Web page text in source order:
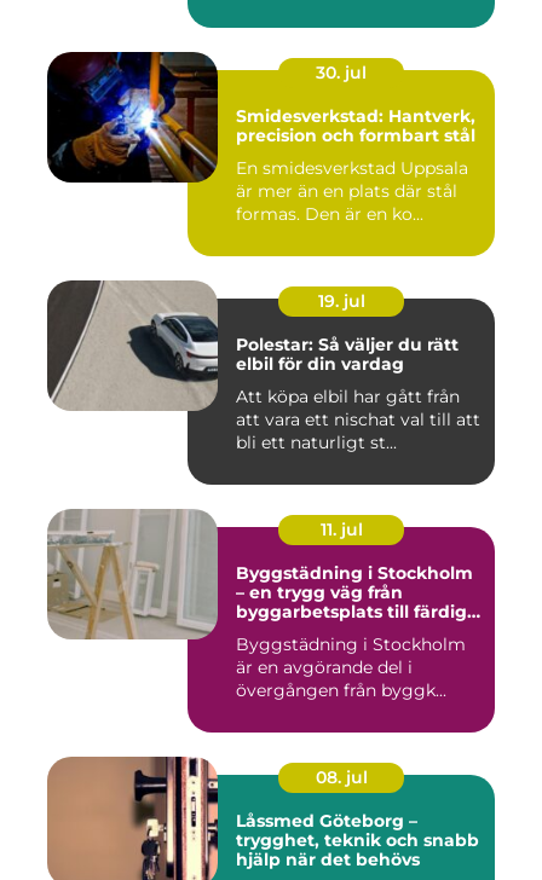
30. jul
Smidesverkstad: Hantverk,
precision och formbart stål
En smidesverkstad Uppsala
är mer än en plats där stål
formas. Den är en ko...
19. jul
Polestar: Så väljer du rätt
elbil för din vardag
Att köpa elbil har gått från
att vara ett nischat val till att
bli ett naturligt st...
11. jul
Byggstädning i Stockholm
– en trygg väg från
byggarbetsplats till färdig
Byggstädning i Stockholm
är en avgörande del i
övergången från byggk...
08. jul
Låssmed Göteborg –
trygghet, teknik och snabb
hjälp när det behövs